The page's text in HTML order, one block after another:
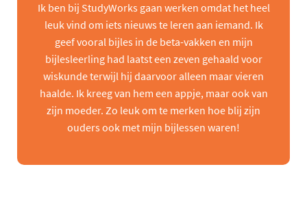
Ik ben bij StudyWorks gaan werken omdat het heel
leuk vind om iets nieuws te leren aan iemand. Ik
geef vooral bijles in de beta-vakken en mijn
bijlesleerling had laatst een zeven gehaald voor
wiskunde terwijl hij daarvoor alleen maar vieren
haalde. Ik kreeg van hem een appje, maar ook van
zijn moeder. Zo leuk om te merken hoe blij zijn
ouders ook met mijn bijlessen waren!